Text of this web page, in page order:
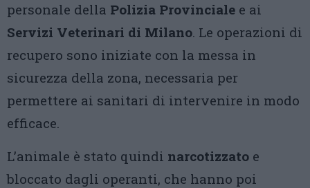
personale della Polizia Provinciale e ai
Servizi Veterinari di Milano. Le operazioni di
recupero sono iniziate con la messa in
sicurezza della zona, necessaria per
permettere ai sanitari di intervenire in modo
efficace.
L’animale è stato quindi narcotizzato e
bloccato dagli operanti, che hanno poi